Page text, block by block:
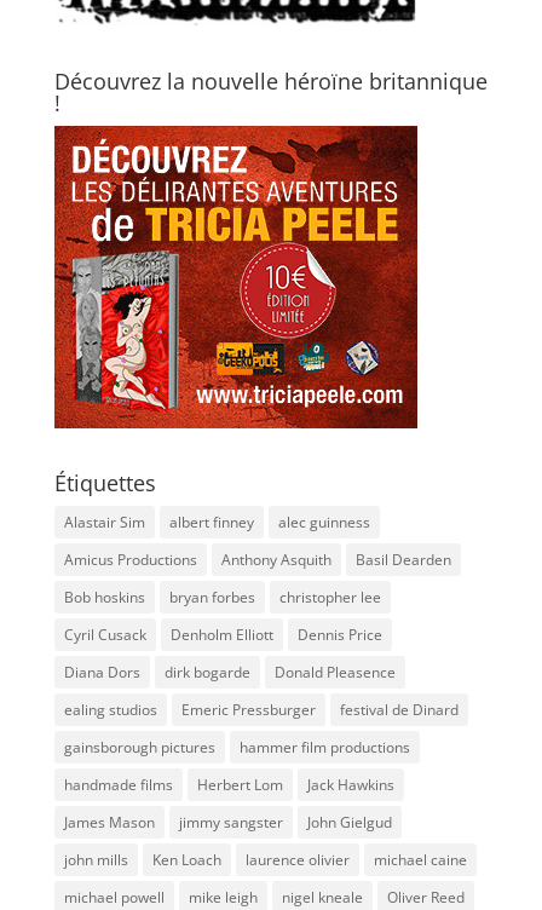
Découvrez la nouvelle héroïne britannique
!
Étiquettes
Alastair Sim albert finney
alec guinness
Amicus Productions
Anthony Asquith
Basil Dearden
Bob hoskins
bryan forbes
christopher lee
Cyril Cusack
Denholm Elliott
Dennis Price
Diana Dors
dirk bogarde
Donald Pleasence
ealing studios
Emeric Pressburger
festival de Dinard
gainsborough pictures
hammer film productions
handmade films
Herbert Lom
Jack Hawkins
James Mason
jimmy sangster
John Gielgud
john mills
Ken Loach laurence olivier
michael caine
michael powell
mike leigh nigel kneale
Oliver Reed